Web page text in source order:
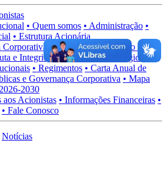
• Quem somos • Administração •
• Estrutura Acionária
• Visão Geral • Código de
e Integridade • Políticas Estratégicas •
• Regimentos • Carta Anual de
e Governança Corporativa • Mapa
2030
aos Acionistas • Informações Financeiras •
• Fale Conosco
Notícias